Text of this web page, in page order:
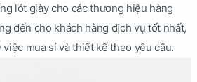
lót giày cho các thương hiệu hàng
đến cho khách hàng dịch vụ tốt nhất,
mua sỉ và thiết kế theo yêu cầu.